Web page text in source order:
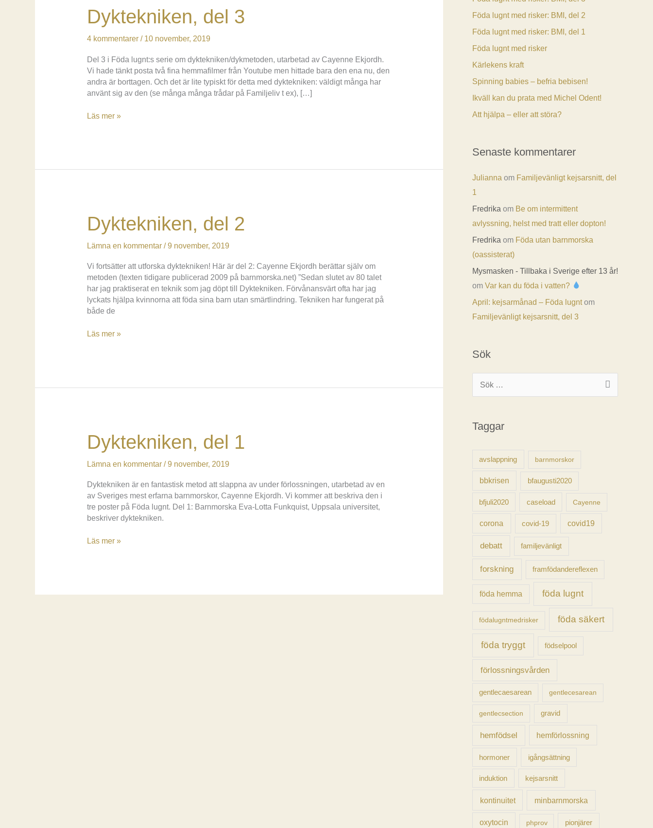
Dyktekniken, del 3
4 kommentarer / 10 november, 2019
Del 3 i Föda lugnt:s serie om dyktekniken/dykmetoden, utarbetad av Cayenne Ekjordh.
Vi hade tänkt posta två fina hemmafilmer från Youtube men hittade bara den ena nu, den
andra är borttagen. Och det är lite typiskt för detta med dyktekniken: väldigt många har
använt sig av den (se många många trådar på Familjeliv t ex), […]
Dyktekniken,
Läs mer »
Dyktekniken, del 2
Lämna en kommentar /9 november, 2019
Vi fortsätter att utforska dyktekniken! Här är del 2: Cayenne Ekjordh berättar själv om
metoden (texten tidigare publicerad 2009 på barnmorska.net) ”Sedan slutet av 80 talet
har jag praktiserat en teknik som jag döpt till Dyktekniken. Förvånansvärt ofta har jag
lyckats hjälpa kvinnorna att föda sina barn utan smärtlindring. Tekniken har fungerat på
både de
Dyktekniken,
Läs mer »
Dyktekniken, del 1
Lämna en kommentar /9 november, 2019
Dyktekniken är en fantastisk metod att slappna av under förlossningen, utarbetad av en
av Sveriges mest erfarna barnmorskor, Cayenne Ekjordh. Vi kommer att beskriva den i
tre poster på Föda lugnt. Del 1: Barnmorska Eva-Lotta Funkquist, Uppsala universitet,
beskriver dyktekniken.
Dyktekniken,
Läs mer »
Föda lugnt med risker: BMI, del 2
Föda lugnt med risker: BMI, del 1
Föda lugnt med risker
Kärlekens kraft
Spinning babies – befria bebisen!
Ikväll kan du prata med Michel Odent!
Att hjälpa – eller att störa?
Senaste kommentarer
Julianna om Familjevänligt kejsarsnitt, del
1
Fredrika om Be om intermittent
avlyssning, helst med tratt eller dopton!
Fredrika om Föda utan barnmorska
(oassisterat)
Mysmasken - Tillbaka i Sverige efter 13 år!
om Var kan du föda i vatten?
April: kejsarmånad – Föda lugntom
Familjevänligt kejsarsnitt, del 3
Sök
ö
Taggar
avslappning barnmorskor
bbkrisen bfaugusti2020
bfjuli2020 caseload Cayenne
corona covid-19 covid19
debatt familjevänligt
forskning framfödandereflexen
föda hemma föda lugnt
födalugntmedrisker föda säkert
föda tryggt födselpool
förlossningsvården
gentlecaesarean gentlecesarean
gentlecsection gravid
hemfödsel hemförlossning
hormoner igångsättning
induktion kejsarsnitt
kontinuitet minbarnmorska
oxytocin phprov pionjärer